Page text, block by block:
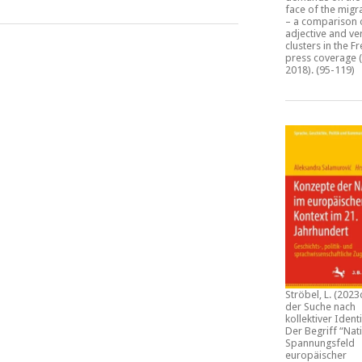
face of the
– a comparison
adjective and
clusters in the
press coverage
2018). (95-119)
Ströbel, L.
der Suche nach
kollektiver
Der Begriff
Spannungsfeld
europäischer